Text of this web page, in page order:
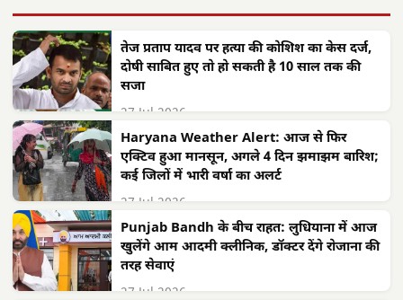
तेज प्रताप यादव पर हत्या की कोशिश का केस दर्ज,
दोषी साबित हुए तो हो सकती है 10 साल तक की
सजा
27 Jul 2026
Haryana Weather Alert: आज से फिर
एक्टिव हुआ मानसून, अगले 4 दिन झमाझम बारिश;
कई जिलों में भारी वर्षा का अलर्ट
27 Jul 2026
Punjab Bandh के बीच राहत: लुधियाना में आज
खुलेंगे आम आदमी क्लीनिक, डॉक्टर देंगे रोजाना की
तरह सेवाएं
27 Jul 2026